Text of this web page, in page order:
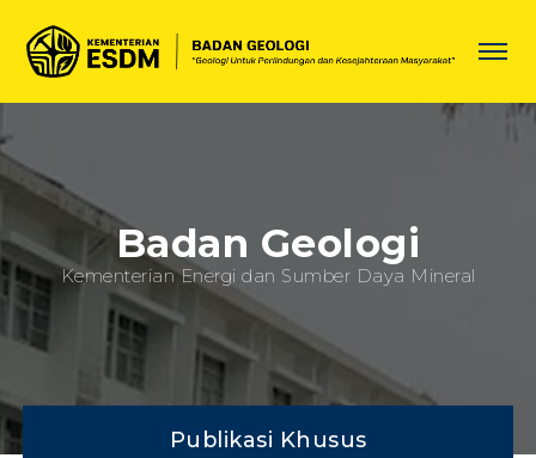
Badan Geologi
Kementerian Energi dan Sumber Daya Mineral
Publikasi Khusus